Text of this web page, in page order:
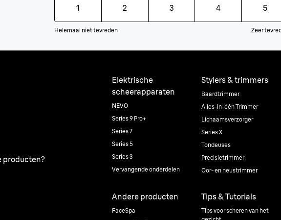
1 2 3 4 5
Helemaal niet tevreden Zeer
producten?
Elektrische
scheerapparaten
NEVO
Series 9 Pro+
Series 7
Series 5
Series 3
Vervangende onderdelen
Stylers & trimmers
Baardtrimmer
Alles-in-één Trimmer
Lichaamsverzorger
Series X
Tondeuses
Precisietrimmer
Oor- en neustrimmer
Andere producten
FaceSpa
Tips & Tutorials
Tips voor scheren van het